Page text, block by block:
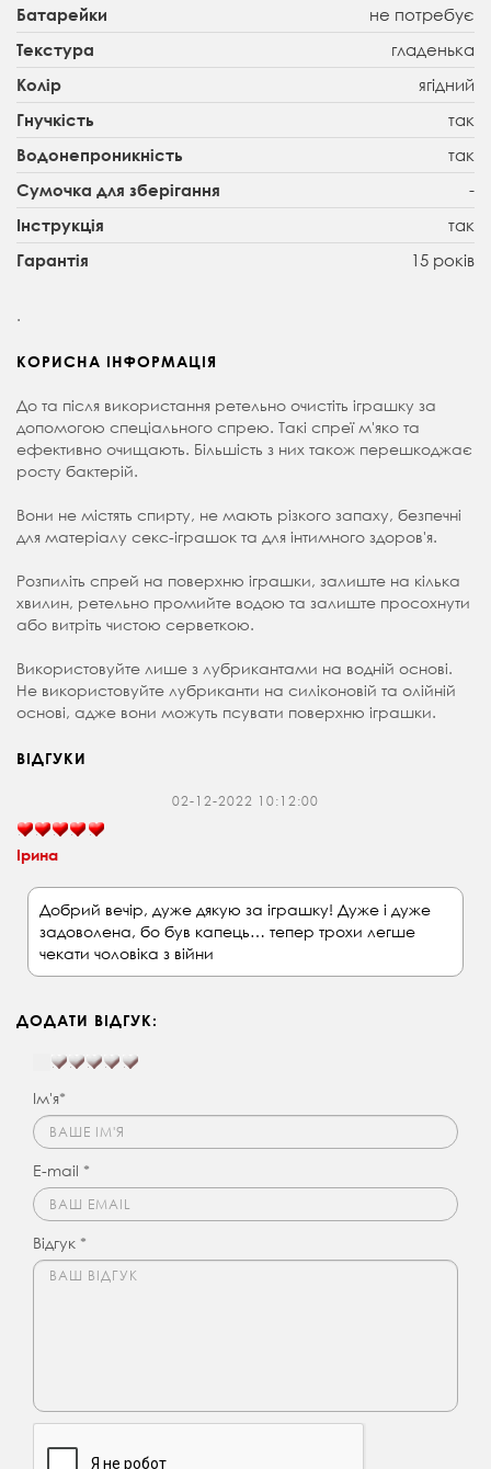
Батарейки не потребує
Текстура гладенька
Колір ягідний
Гнучкість так
Водонепроникність так
Сумочка для зберігання -
Інструкція так
Гарантія 15 років
.
КОРИСНА ІНФОРМАЦІЯ
До та після використання ретельно очистіть іграшку за
допомогою спеціального спрею. Такі спреї м'яко та
ефективно очищають. Більшість з них також перешкоджає
росту бактерій.
Вони не містять спирту, не мають різкого запаху, безпечні
для матеріалу секс-іграшок та для інтимного здоров'я.
Розпиліть спрей на поверхню іграшки, залиште на кілька
хвилин, ретельно промийте водою та залиште просохнути
або витріть чистою серветкою.
Використовуйте лише з лубрикантами на водній основі.
Не використовуйте лубриканти на силіконовій та олійній
основі, адже вони можуть псувати поверхню іграшки.
ВІДГУКИ
02-12-2022 10:12:00
Ірина
Добрий вечір, дуже дякую за іграшку! Дуже і дуже
задоволена, бо був капець… тепер трохи легше
чекати чоловіка з війни
ДОДАТИ ВІДГУК:
Ім'я*
E-mail *
Відгук *